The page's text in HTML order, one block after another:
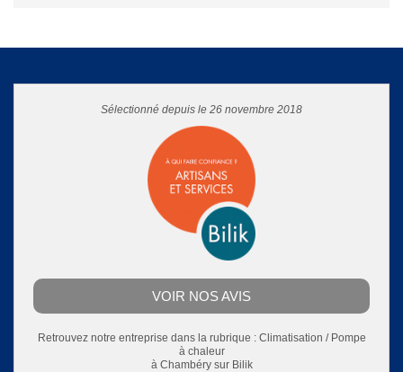
Sélectionné depuis le 26 novembre 2018
VOIR NOS AVIS
Retrouvez notre entreprise dans la rubrique : Climatisation / Pompe
à chaleur
à Chambérysur Bilik